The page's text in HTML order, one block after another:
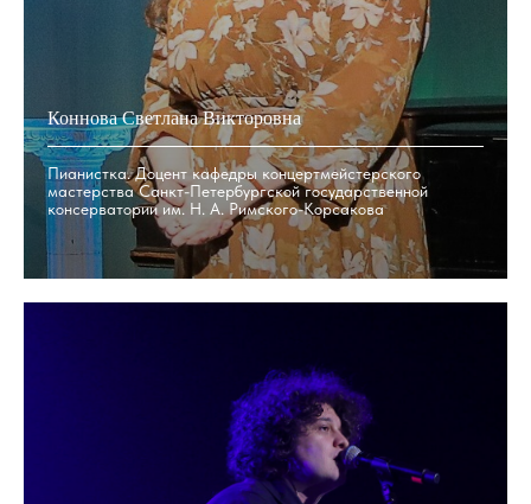
Коннова Светлана Викторовна
Пианистка. Доцент кафедры концертмейстерского
мастерства Санкт-Петербургской государственной
консерватории им. Н. А. Римского-Корсакова